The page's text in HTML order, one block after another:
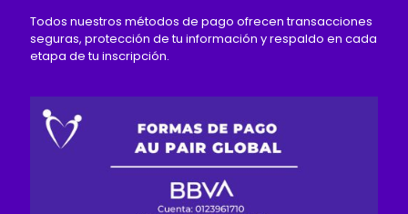
Todos nuestros métodos de pago ofrecen transacciones
seguras, protección de tu información y respaldo en cada
etapa de tu inscripción.